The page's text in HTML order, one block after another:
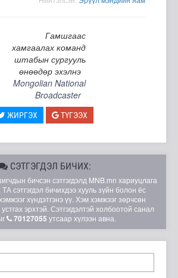
Гамшгаас
хамгаалах команд
штабын сургууль
өнөөдөр эхэлнэ
Mongolian National
Broadcaster
ЖИРГЭХ ТҮГЭЭХ
СЭТГЭГДЭЛ БИЧИХ:
бичсэн сэтгэгдэлд MNB.mn хариуцлага
сэтгэгдэл бичихдээ хууль зүйн болон ёс
хүндэтгэнэ үү. Хэм хэмжээг зөрчсөн
эрхтэй. Сэтгэгдэлтэй холбоотой санал
70127055 утсаар хүлээн авна.